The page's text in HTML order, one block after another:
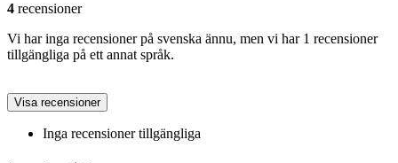
4 recensioner
Vi har inga recensioner på svenska ännu, men vi har 1 recensioner
tillgängliga på ett annat språk.
Visa recensioner
Inga recensioner tillgängliga